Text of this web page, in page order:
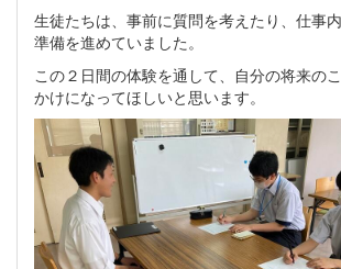
生徒たちは、事前に質問を考えたり、仕事
準備を進めていました。
この２日間の体験を通して、自分の将来の
かけになってほしいと思います。